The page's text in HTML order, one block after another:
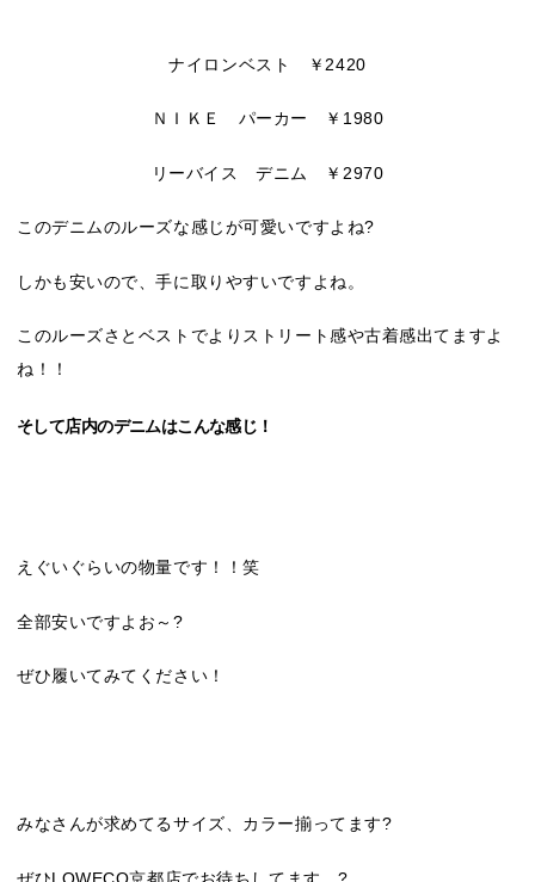
ナイロンベスト ￥2420
ＮＩＫＥ パーカー ￥1980
リーバイス デニム ￥2970
このデニムのルーズな感じが可愛いですよね?
しかも安いので、手に取りやすいですよね。
このルーズさとベストでよりストリート感や古着感出てますよ
ね！！
そして店内のデニムはこんな感じ！
えぐいぐらいの物量です！！笑
全部安いですよお～?
ぜひ履いてみてください！
みなさんが求めてるサイズ、カラー揃ってます?
ぜひLOWECO京都店でお待ちしてます。?